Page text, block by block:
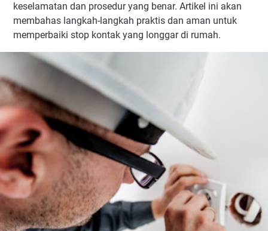
keselamatan dan prosedur yang benar. Artikel ini akan
membahas langkah-langkah praktis dan aman untuk
memperbaiki stop kontak yang longgar di rumah.